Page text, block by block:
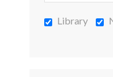
Library